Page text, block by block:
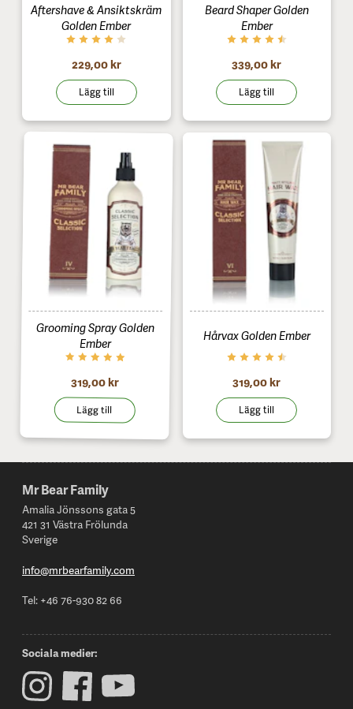
Aftershave & Ansiktskräm
Golden Ember
229,00 kr
Lägg till
Beard Shaper Golden
Ember
339,00 kr
Lägg till
Grooming Spray Golden
Ember
319,00 kr
Lägg till
Hårvax Golden Ember
319,00 kr
Lägg till
Footer
Mr Bear Family
Amalia Jönssons gata 5
421 31 Västra Frölunda
Sverige
info@mrbearfamily.com
Tel: +46 76-930 82 66
Sociala medier: